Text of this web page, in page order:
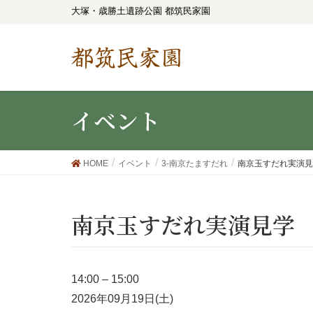
大塚・歳勝土遺跡公園 都筑民家園
都筑民家園
イベント
HOME イベント 3-南京たますだれ 南京玉すだれ実演
南京玉すだれ実演見学
14:00 – 15:00
2026年09月19日(土)